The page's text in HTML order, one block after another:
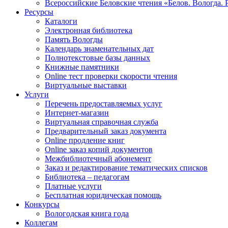
Всероссийские Беловские чтения «Белов. Вологда.
Ресурсы
Каталоги
Электронная библиотека
Память Вологды
Календарь знаменательных дат
Полнотекстовые базы данных
Книжные памятники
Online тест проверки скорости чтения
Виртуальные выставки
Услуги
Перечень предоставляемых услуг
Интернет-магазин
Виртуальная справочная служба
Предварительный заказ документа
Online продление книг
Online заказ копий документов
Межбиблиотечный абонемент
Заказ и редактирование тематических списков
Библиотека – педагогам
Платные услуги
Бесплатная юридическая помощь
Конкурсы
Вологодская книга года
Коллегам